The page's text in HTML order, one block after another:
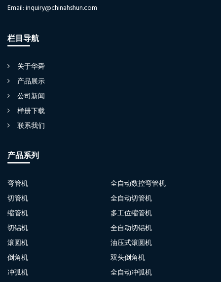
Email: inquiry@chinahshun.com
栏目导航
关于华舜
产品展示
公司新闻
样册下载
联系我们
产品系列
弯管机
切管机
缩管机
切铝机
滚圆机
倒角机
冲弧机
全自动数控弯管机
全自动切管机
多工位缩管机
全自动切铝机
油压式滚圆机
双头倒角机
全自动冲弧机